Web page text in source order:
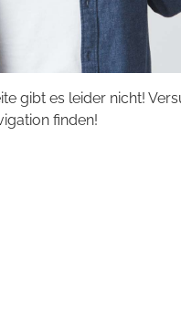
gibt es leider nicht!
finden!